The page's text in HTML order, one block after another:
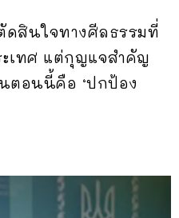
ดสินใจทางศีลธรรมที่
เทศ แต่กุญแจสำคัญ
ตอนนี้คือ ‘ปกป้อง